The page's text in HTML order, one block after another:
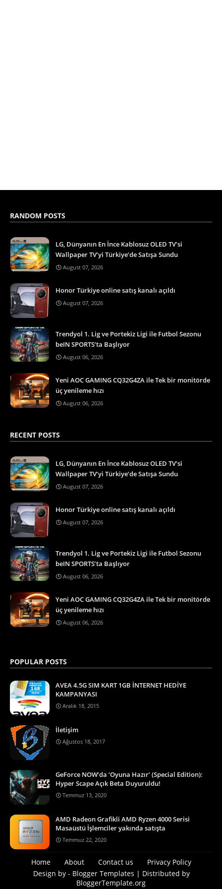
RANDOM POSTS
LG, Dünyanın En İnce Kablosuz OLED TV’si
Wallpaper TV’yi Türkiye’de Satışa Sundu
August 07, 2026
Honor Türkiye online satış kanalı açıldı
August 07, 2026
Trendyol 1. Lig ve Portekiz Ligi ile Futbol Sezonu
beIN SPORTS’ta Başlıyor
August 06, 2026
Yeni AOC GAMING CQ32G4ZA ile Tek bir monitörde
üç yenileme hızı
August 06, 2026
RECENT POSTS
LG, Dünyanın En İnce Kablosuz OLED TV’si
Wallpaper TV’yi Türkiye’de Satışa Sundu
August 07, 2026
Honor Türkiye online satış kanalı açıldı
August 07, 2026
Trendyol 1. Lig ve Portekiz Ligi ile Futbol Sezonu
beIN SPORTS’ta Başlıyor
August 06, 2026
Yeni AOC GAMING CQ32G4ZA ile Tek bir monitörde
üç yenileme hızı
August 06, 2026
POPULAR POSTS
AVEA 4.5G SIM KART 1GB İNTERNET HEDİYE
KAMPANYASI
Aralık 18, 2015
İletişim
Ağustos 18, 2017
GeForce NOW’da ‘Oyuna Hazır’ (Special Edition):
Hyper Scape Açık Beta Duyuruldu!
Temmuz 13, 2020
AMD Radeon Grafikli AMD Ryzen 4000 Serisi
Masaüstü İşlemciler yakında satışta
Temmuz 22, 2020
Home About Contact us
Privacy Policy
Design by - Blogger Templates | Distributed by
BloggerTemplate.org